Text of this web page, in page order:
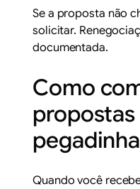
Se a proposta não
solicitar.
documentada.
Como
pegadinha
Quando você